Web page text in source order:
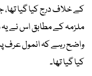
ملزمہ کے مطابق اس نے
واضح رہے کہ انمول عرف
کیا گیا تھا۔